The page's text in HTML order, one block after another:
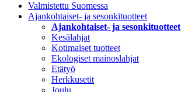
Valmistettu Suomessa
Ajankohtaiset- ja sesonkituotteet
Ajankohtaiset- ja sesonkituotteet
Kesälahjat
Kotimaiset tuotteet
Ekologiset mainoslahjat
Etätyö
Herkkusetit
Joulu